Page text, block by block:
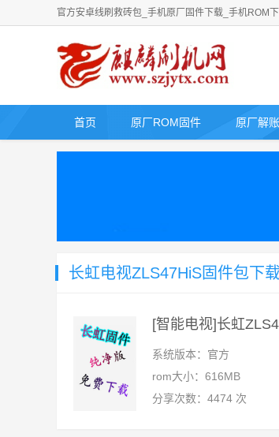
官方安卓线刷救砖包_手机原厂固件下载_手机ROM
首页 原厂ROM固件 原厂解
长虹电视ZLS47HiS固件包下
[智能电视]长虹
系统版本：官方
rom大小：616MB
分享次数：4474 次